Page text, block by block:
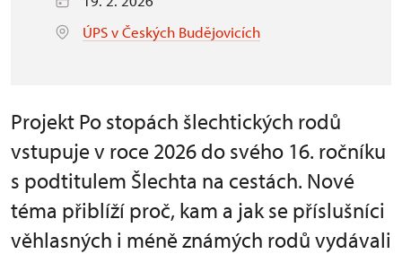
ÚPS v Českých Budějovicích
Projekt Po stopách šlechtických rodů
vstupuje v roce 2026 do svého 16. ročníku
s podtitulem Šlechta na cestách. Nové
téma přiblíží proč, kam a jak se příslušníci
věhlasných i méně známých rodů vydávali